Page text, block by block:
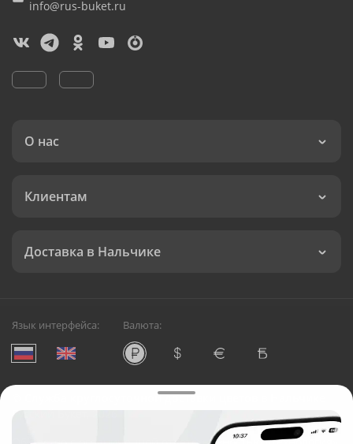
info@rus-buket.ru
О нас
Клиентам
Доставка в Нальчике
Язык интерфейса: Валюта:
Служба круглосуточной доставки цветов в Нальчике
Русский Букет, 2026